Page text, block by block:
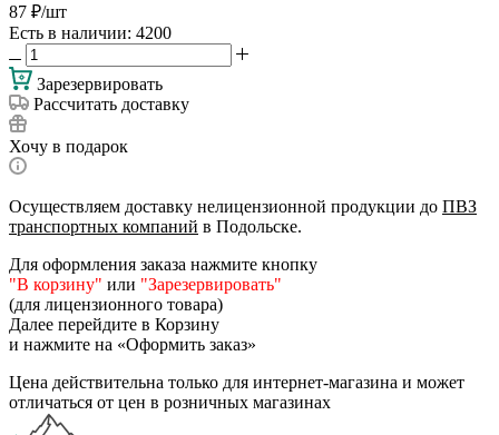
87 ₽/шт
Есть в наличии: 4200
Зарезервировать
Рассчитать доставку
Хочу в подарок
Осуществляем доставку нелицензионной продукции до ПВЗ
транспортных компаний в Подольске.
Для оформления заказа нажмите кнопку
"В корзину" или "Зарезервировать"
(для лицензионного товара)
Далее перейдите в Корзину
и нажмите на «Оформить заказ»
Цена действительна только для интернет-магазина и может
отличаться от цен в розничных магазинах